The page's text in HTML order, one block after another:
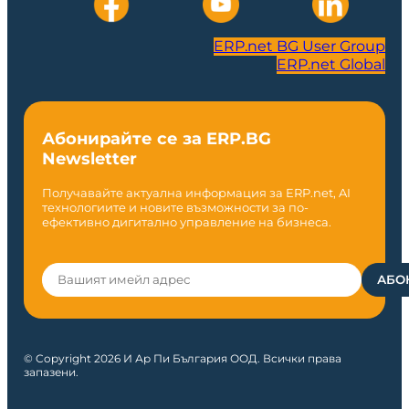
ERP.net BG User Group
ERP.net Global
Абонирайте се за ERP.BG
Newsletter
Получавайте актуална информация за ERP.net, AI
технологиите и новите възможности за по-
ефективно дигитално управление на бизнеса.
© Copyright 2026 И Ар Пи България ООД. Всички права
запазени.